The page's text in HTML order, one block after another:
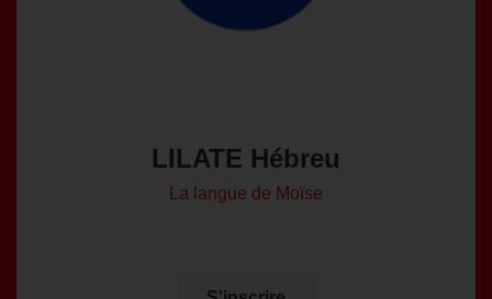
LILATE Hébreu
La langue de Moïse